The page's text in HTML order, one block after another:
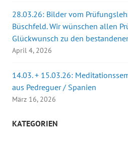
28.03.26: Bilder vom
Büschfeld. Wir wünschen allen
Glückwunsch zu den
April 4, 2026
14.03. + 15.03.26:
aus Pedreguer / Spanien
März 16, 2026
KATEGORIEN